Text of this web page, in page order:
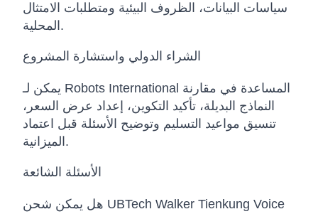
سياسات البيانات، الظروف البيئية ومتطلبات الامتثال
المحلية.
الشراء الدولي واستشارة المشروع
يمكن لـ Robots International المساعدة في مقارنة
النماذج البديلة، تأكيد التكوين، إعداد عرض السعر،
تنسيق مواعيد التسليم وتوضيح الأسئلة قبل اعتماد
الميزانية.
الأسئلة الشائعة
هل يمكن شحن UBTech Walker Tienkung Voice